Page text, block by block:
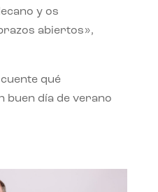
y os
abiertos»,
qué
buen día de verano